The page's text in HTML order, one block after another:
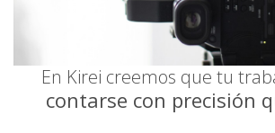
En Kirei creemos que tu
contarse con precisión